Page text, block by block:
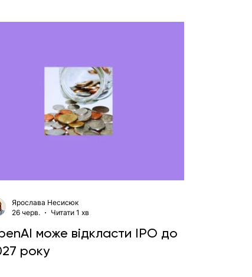
може відкласти IPO до
року
Ярослава Несисюк
26 черв.
Читати 1 хв